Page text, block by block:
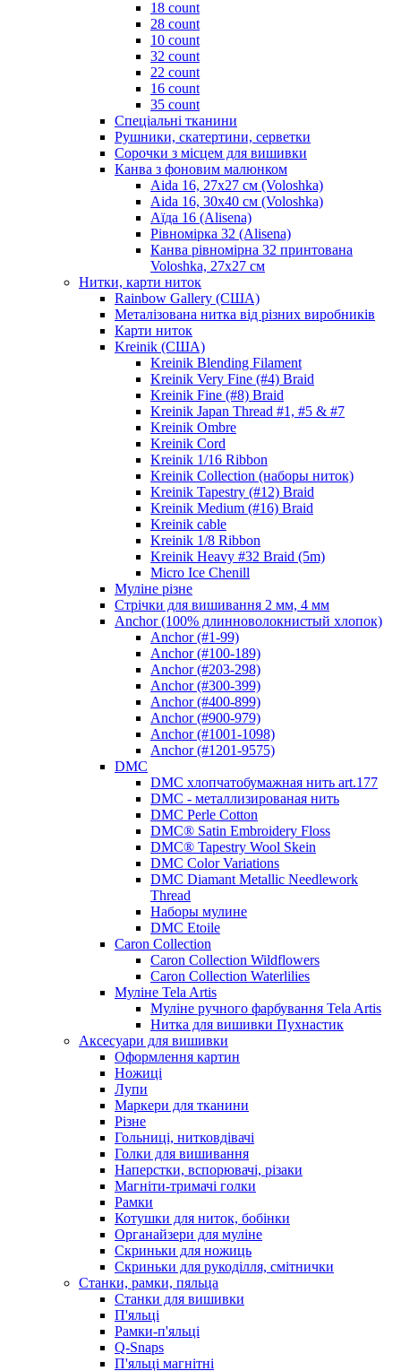
18 count
28 count
10 count
32 count
22 count
16 count
35 count
Спеціальні тканини
Рушники, скатертини, серветки
Сорочки з місцем для вишивки
Канва з фоновим малюнком
Aida 16, 27х27 см (Voloshka)
Aida 16, 30х40 см (Voloshka)
Аїда 16 (Alisena)
Рівномірка 32 (Alisena)
Канва рівномірна 32 принтована
Voloshka, 27х27 см
Нитки, карти ниток
Rainbow Gallery (США)
Металізована нитка від різних виробників
Карти ниток
Kreinik (США)
Kreinik Blending Filament
Kreinik Very Fine (#4) Braid
Kreinik Fine (#8) Braid
Kreinik Japan Thread #1, #5 & #7
Kreinik Ombre
Kreinik Cord
Kreinik 1/16 Ribbon
Kreinik Collection (наборы ниток)
Kreinik Tapestry (#12) Braid
Kreinik Medium (#16) Braid
Kreinik cable
Kreinik 1/8 Ribbon
Kreinik Heavy #32 Braid (5m)
Micro Ice Chenill
Муліне різне
Стрічки для вишивання 2 мм, 4 мм
Anchor (100% длинноволокнистый хлопок)
Anchor (#1-99)
Anchor (#100-189)
Anchor (#203-298)
Anchor (#300-399)
Anchor (#400-899)
Anchor (#900-979)
Anchor (#1001-1098)
Anchor (#1201-9575)
DMC
DMC хлопчатобумажная нить art.177
DMC - металлизированая нить
DMC Perle Cotton
DMC® Satin Embroidery Floss
DMC® Tapestry Wool Skein
DMC Color Variations
DMC Diamant Metallic Needlework
Thread
Наборы мулине
DMC Etoile
Caron Collection
Caron Collection Wildflowers
Caron Collection Waterlilies
Муліне Tela Artis
Муліне ручного фарбування Tela Artis
Нитка для вишивки Пухнастик
Аксесуари для вишивки
Оформлення картин
Ножиці
Лупи
Маркери для тканини
Різне
Гольниці, нитковдівачі
Голки для вишивання
Наперстки, вспорювачі, різаки
Магніти-тримачі голки
Рамки
Котушки для ниток, бобінки
Органайзери для муліне
Скриньки для ножиць
Скриньки для рукоділля, смітнички
Станки, рамки, пяльца
Станки для вишивки
П'яльці
Рамки-п'яльці
Q-Snaps
П'яльці магнітні